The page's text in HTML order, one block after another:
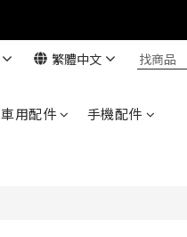
繁體中文
車用配件
手機配件
Baseus 小獅助理